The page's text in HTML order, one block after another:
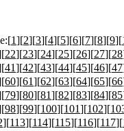
1][2][3][4][5][6][7][8][9][
22][23][24][25][26][27][28
41][42][43][44][45][46][47
60][61][62][63][64][65][66
79][80][81][82][83][84][85
98][99][100][101][102][
][113][114][115][116][117][